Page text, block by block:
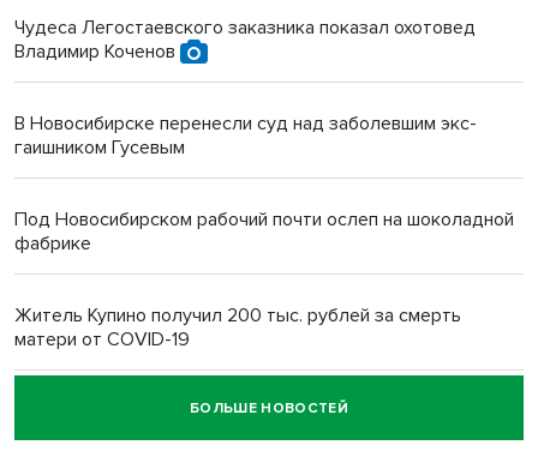
Чудеса Легостаевского заказника показал охотовед
Владимир Коченов
В Новосибирске перенесли суд над заболевшим экс-
гаишником Гусевым
Под Новосибирском рабочий почти ослеп на шоколадной
фабрике
Житель Купино получил 200 тыс. рублей за смерть
матери от COVID-19
Новосибирский суд наказал водителя за смерть
пенсионерки на вокзале
БОЛЬШЕ НОВОСТЕЙ